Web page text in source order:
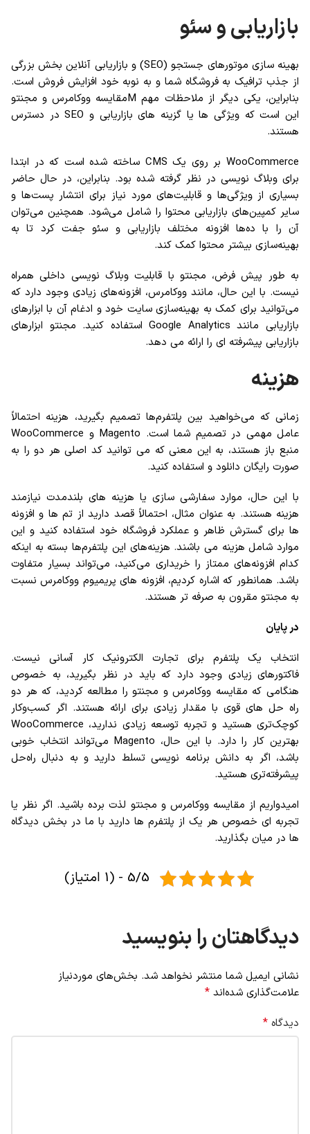
بازاریابی و سئو
بهینه سازی موتورهای جستجو (SEO) و بازاریابی آنلاین بخش بزرگی
از جذب ترافیک به فروشگاه شما و به نوبه خود افزایش فروش است.
بنابراین، یکی دیگر از ملاحظات مهم Mمقایسه ووکامرس و مجنتو
این است که ویژگی ها یا گزینه های بازاریابی و SEO در دسترس
هستند.
WooCommerce بر روی یک CMS ساخته شده است که در ابتدا
برای وبلاگ نویسی در نظر گرفته شده بود. بنابراین، در حال حاضر
بسیاری از ویژگی‌ها و قابلیت‌های مورد نیاز برای انتشار پست‌ها و
سایر کمپین‌های بازاریابی محتوا را شامل می‌شود. همچنین می‌توان
آن را با ده‌ها افزونه مختلف بازاریابی و سئو جفت کرد تا به
بهینه‌سازی بیشتر محتوا کمک کند.
به طور پیش فرض، مجنتو با قابلیت وبلاگ نویسی داخلی همراه
نیست. با این حال، مانند ووکامرس، افزونه‌های زیادی وجود دارد که
می‌توانید برای کمک به بهینه‌سازی سایت خود و ادغام آن با ابزارهای
بازاریابی مانند Google Analytics استفاده کنید. مجنتو ابزارهای
بازاریابی پیشرفته ای را ارائه می دهد.
هزینه
زمانی که می‌خواهید بین پلتفرم‌ها تصمیم بگیرید، هزینه احتمالاً
عامل مهمی در تصمیم شما است. Magento و WooCommerce
منبع باز هستند، به این معنی که می توانید کد اصلی هر دو را به
صورت رایگان دانلود و استفاده کنید.
با این حال، موارد سفارشی سازی یا هزینه های بلندمدت نیازمند
هزینه هستند. به عنوان مثال، احتمالاً قصد دارید از تم ها و افزونه
ها برای گسترش ظاهر و عملکرد فروشگاه خود استفاده کنید و این
موارد شامل هزینه می باشند. هزینه‌های این پلتفرم‌ها بسته به اینکه
کدام افزونه‌های ممتاز را خریداری می‌کنید، می‌تواند بسیار متفاوت
باشد. همانطور که اشاره کردیم، افزونه های پریمیوم ووکامرس نسبت
به مجنتو مقرون به صرفه تر هستند.
در پایان
انتخاب یک پلتفرم برای تجارت الکترونیک کار آسانی نیست.
فاکتورهای زیادی وجود دارد که باید در نظر بگیرید، به خصوص
هنگامی که مقایسه ووکامرس و مجنتو را مطالعه کردید، که هر دو
راه حل های قوی با مقدار زیادی برای ارائه هستند. اگر کسب‌وکار
کوچک‌تری هستید و تجربه توسعه زیادی ندارید، WooCommerce
بهترین کار را دارد. با این حال، Magento می‌تواند انتخاب خوبی
باشد، اگر به دانش برنامه نویسی تسلط دارید و به دنبال راه‌حل
پیشرفته‌تری هستید.
امیدواریم از مقایسه ووکامرس و مجنتو لذت برده باشید. اگر نظر یا
تجربه ای خصوص هر یک از پلتفرم ها دارید با ما در بخش دیدگاه
ها در میان بگذارید.
5/5 - (1 امتیاز)
دیدگاهتان را بنویسید
نشانی ایمیل شما منتشر نخواهد شد. بخش‌های موردنیاز
علامت‌گذاری شده‌اند *
دیدگاه *